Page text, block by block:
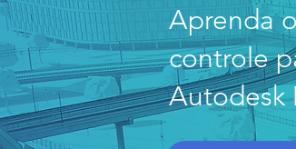
Aprenda
controle
Autodesk